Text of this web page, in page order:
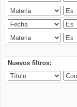
Nuevos filtros: